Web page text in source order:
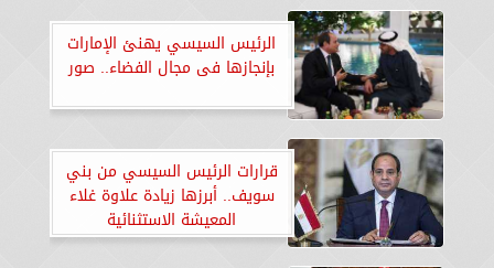
الرئيس السيسي يهنئ الإمارات
بإنجازها فى مجال الفضاء.. صور
قرارات الرئيس السيسي من بني
سويف.. أبرزها زيادة علاوة غلاء
المعيشة الاستثنائية